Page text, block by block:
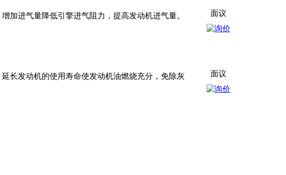
加进气量降低引擎进气阻力，提高发动机进气量。
面议
长发动机的使用寿命使发动机油燃烧充分，免除灰
面议